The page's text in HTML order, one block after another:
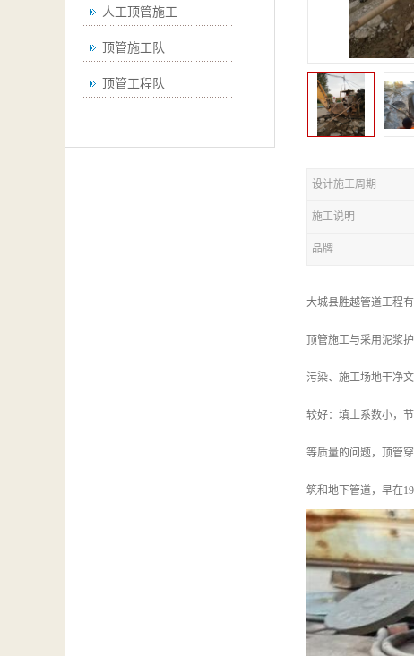
人工顶管施工
顶管施工队
顶管工程队
设计施工周期
施工说明
品牌
大城县胜越管道工程
顶管施工与采用泥浆
污染、施工场地干净
较好：填土系数小，
等质量的问题，顶管
筑和地下管道，早在